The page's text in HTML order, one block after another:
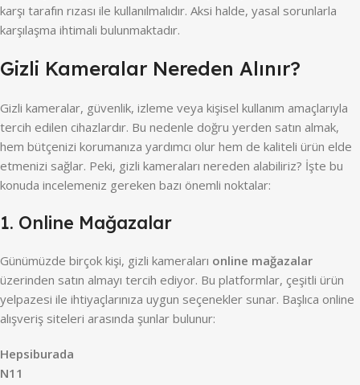
karşı tarafın rızası ile kullanılmalıdır. Aksi halde, yasal sorunlarla
karşılaşma ihtimali bulunmaktadır.
Gizli Kameralar Nereden Alınır?
Gizli kameralar, güvenlik, izleme veya kişisel kullanım amaçlarıyla
tercih edilen cihazlardır. Bu nedenle doğru yerden satın almak,
hem bütçenizi korumanıza yardımcı olur hem de kaliteli ürün elde
etmenizi sağlar. Peki, gizli kameraları nereden alabiliriz? İşte bu
konuda incelemeniz gereken bazı önemli noktalar:
1. Online Mağazalar
Günümüzde birçok kişi, gizli kameraları online mağazalar
üzerinden satın almayı tercih ediyor. Bu platformlar, çeşitli ürün
yelpazesi ile ihtiyaçlarınıza uygun seçenekler sunar. Başlıca online
alışveriş siteleri arasında şunlar bulunur:
Hepsiburada
N11